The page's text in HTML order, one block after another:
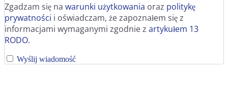
Zgadzam się na warunki użytkowania oraz politykę
prywatności i oświadczam, że zapoznałem się z
informacjami wymaganymi zgodnie z artykułem 13
RODO.
Wyślij wiadomość